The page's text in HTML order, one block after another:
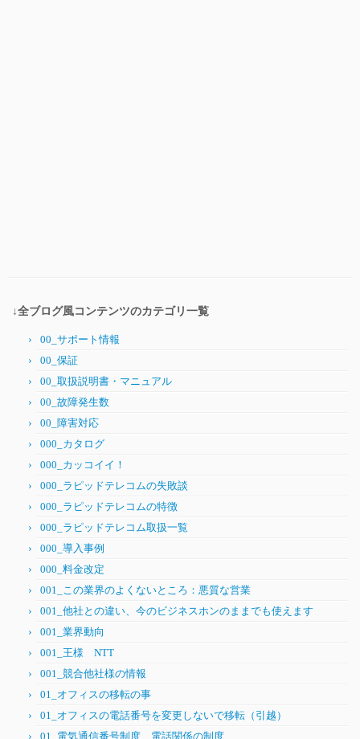
↓全ブログ風コンテンツのカテゴリ一覧
00_サポート情報
00_保証
00_取扱説明書・マニュアル
00_故障発生数
00_障害対応
000_カタログ
000_カッコイイ！
000_ラピッドテレコムの失敗談
000_ラピッドテレコムの特徴
000_ラピッドテレコム取扱一覧
000_導入事例
000_料金改定
001_この業界のよくないところ：悪質な営業
001_他社との違い、今のビジネスホンのままでも使えます
001_業界動向
001_王様 NTT
001_競合他社様の情報
01_オフィスの移転の事
01_オフィスの電話番号を変更しないで移転（引越）
01_電気通信番号制度、電話関係の制度